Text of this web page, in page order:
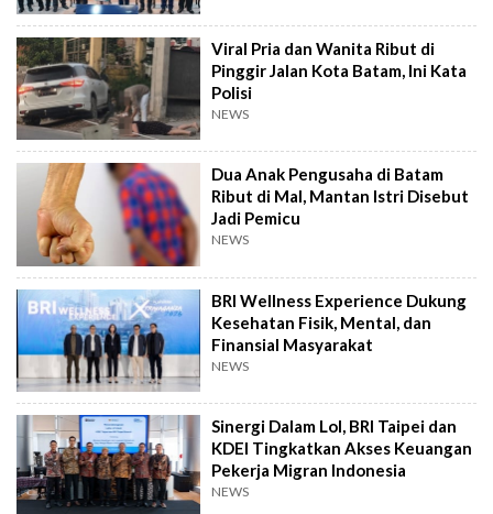
Viral Pria dan Wanita Ribut di
Pinggir Jalan Kota Batam, Ini Kata
Polisi
NEWS
Dua Anak Pengusaha di Batam
Ribut di Mal, Mantan Istri Disebut
Jadi Pemicu
NEWS
BRI Wellness Experience Dukung
Kesehatan Fisik, Mental, dan
Finansial Masyarakat
NEWS
Sinergi Dalam LoI, BRI Taipei dan
KDEI Tingkatkan Akses Keuangan
Pekerja Migran Indonesia
NEWS